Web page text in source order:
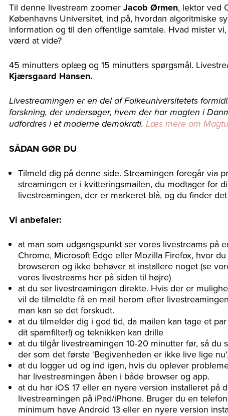
Til denne livestream zoomer Jacob Ørmen, lektor ved
Københavns Universitet, ind på, hvordan algoritmiske
information og til den offentlige samtale. Hvad mister
værd at vide?
45 minutters oplæg og 15 minutters spørgsmål.
Kjærsgaard Hansen.
Livestreamingen er en del af Folkeuniversitetets
forskning, der undersøger, hvem der har magten i
udfordres i et moderne demokrati. Læs mere om
SÅDAN GØR DU
Tilmeld dig på denne side. Streamingen foregår via
streamingen er i kvitteringsmailen, du modtager for
livestreamingen, der er markeret blå, og du finder
Vi anbefaler:
at man som udgangspunkt ser vores livestreams på
Chrome, Microsoft Edge eller Mozilla Firefox, hvor
browseren og ikke behøver at installere noget (se
vores livestreams her på siden til højre)
at du ser livestreamingen direkte. Hvis der er
vil de tilmeldte få en mail herom efter
man kan se det forskudt.
at du tilmelder dig i god tid, da mailen kan tage et
dit spamfilter!) og teknikken kan drille
at du tilgår livestreamingen 10-20 minutter før, så du
der som det første 'Begivenheden er ikke live lige
at du logger ud og ind igen, hvis du oplever
har livestreamingen åben i både browser og app.
at du har iOS 17 eller en nyere version installeret på
livestreamingen på iPad/iPhone. Bruger du en
minimum have Android 13 eller en nyere version